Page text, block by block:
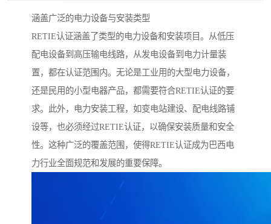
涵盖广泛的电力设备与安装类型
RETIE认证涵盖了类型的电力设备和安装项目。从低压
配电设备到高压输电线路，从发电设备到电力计量装
置，都在认证范围内。无论是工业用的大型电力设备，
还是民用的小型电器产品，都需要符合RETIE认证的要
求。此外，电力安装工程，如变电站建设、配电线路铺
设等，也必须经过RETIE认证，以确保安装质量和安全
性。这种广泛的覆盖范围，使得RETIE认证成为巴西电
力行业全面规范和发展的重要保障。